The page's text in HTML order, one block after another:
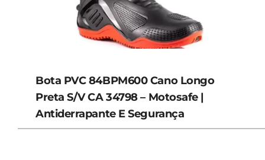
Bota PVC 84BPM600 Cano Longo
Preta S/V CA 34798 – Motosafe |
Antiderrapante E Segurança